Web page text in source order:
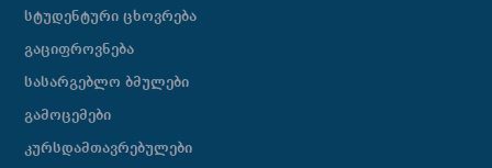
სტუდენტური ცხოვრება
გაციფროვნება
სასარგებლო ბმულები
გამოცემები
კურსდამთავრებულები